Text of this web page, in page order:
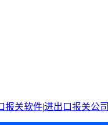
报关软件|进出口报关公司